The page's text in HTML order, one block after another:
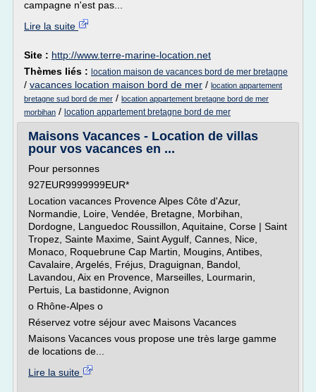
campagne n'est pas...
Lire la suite
Site : http://www.terre-marine-location.net
Thèmes liés : location maison de vacances bord de mer bretagne
/ vacances location maison bord de mer / location appartement
bretagne sud bord de mer / location appartement bretagne bord de mer
morbihan / location appartement bretagne bord de mer
Maisons Vacances - Location de villas
pour vos vacances en ...
Pour personnes
927EUR9999999EUR*
Location vacances Provence Alpes Côte d'Azur,
Normandie, Loire, Vendée, Bretagne, Morbihan,
Dordogne, Languedoc Roussillon, Aquitaine, Corse | Saint
Tropez, Sainte Maxime, Saint Aygulf, Cannes, Nice,
Monaco, Roquebrune Cap Martin, Mougins, Antibes,
Cavalaire, Argelés, Fréjus, Draguignan, Bandol,
Lavandou, Aix en Provence, Marseilles, Lourmarin,
Pertuis, La bastidonne, Avignon
o Rhône-Alpes o
Réservez votre séjour avec Maisons Vacances
Maisons Vacances vous propose une très large gamme
de locations de...
Lire la suite